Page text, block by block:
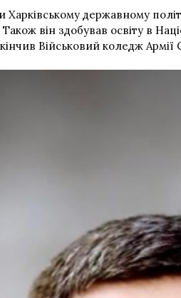
державному
він здобував освіту в
Військовий коледж